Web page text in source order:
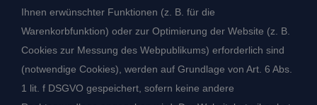
Ihnen erwünschter Funktionen (z. B. für die
Warenkorbfunktion) oder zur Optimierung der Website (z. B.
Cookies zur Messung des Webpublikums) erforderlich sind
(notwendige Cookies), werden auf Grundlage von Art. 6 Abs.
1 lit. f DSGVO gespeichert, sofern keine andere